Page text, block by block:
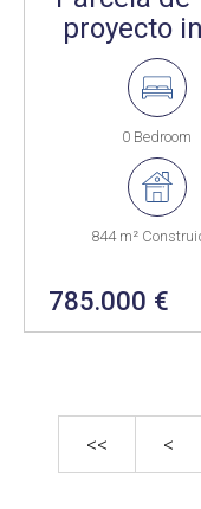
proyecto
0 Bedroom
844 m²
785.000 €
<< <